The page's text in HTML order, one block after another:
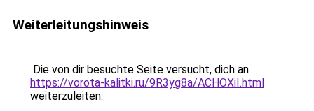
Weiterleitungshinweis
Die von dir besuchte Seite versucht, dich an
https://vorota-kalitki.ru/9R3yg8a/ACHOXiI.html
weiterzuleiten.